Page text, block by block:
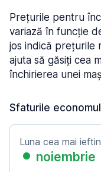
Prețurile pentru
variază în funcție
jos indică prețurile
ajuta să găsiți cea
închirierea unei
Sfaturile
Luna cea mai
noiembrie